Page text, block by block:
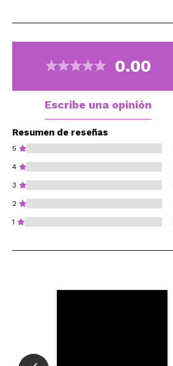
0.00
Escribe una opinión
Resumen de reseñas
5
4
3
2
1